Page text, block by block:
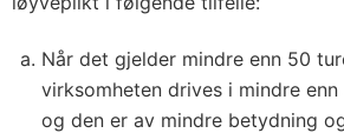
Når det gjelder mindre enn 50
virksomheten drives i mindre
og den er av mindre betydning